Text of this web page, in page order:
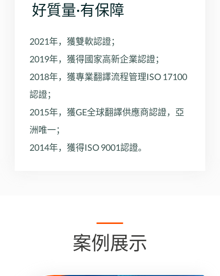
好質量·有保障
2021年，獲雙軟認證；
2019年，獲得國家高新企業認證；
2018年，獲專業翻譯流程管理ISO 17100
認證；
2015年，獲GE全球翻譯供應商認證，亞
洲唯一；
2014年，獲得ISO 9001認證。
案例展示